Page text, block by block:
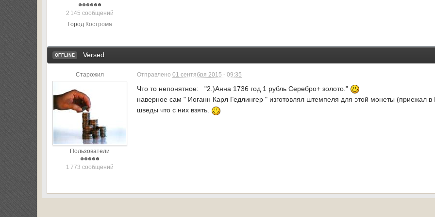
2 145 сообщений
Город Кострома
OFFLINE Versed
Старожил
Пользователи
1 773 сообщений
Отправлено01 сентября 2015 - 09:35
Что то непонятное: "2.)Анна 1736 год 1 рубль Серебро+ золото."
наверное сам " Иоганн Карл Гедлингер " изготовлял штемпеля для этой монеты (приежал
шведы что с них взять.